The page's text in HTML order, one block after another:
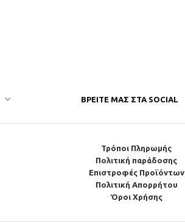
ΒΡΕΊΤΕ ΜΑΣ ΣΤΑ SOCIAL
Τρόποι Πληρωμής
Πολιτική παράδοσης
Επιστροφές Προϊόντων
Πολιτική Απορρήτου
Όροι Χρήσης